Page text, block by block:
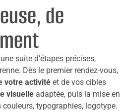
de
suite d’étapes précises,
Dès le premier rendez-vous,
votre activité et de vos cibles
visuelle adaptée, puis la mise en
typographies, logotype.